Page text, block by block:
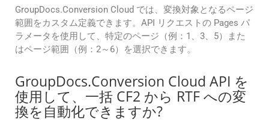
GroupDocs.Conversion Cloud では、変換対象となるページ
範囲をカスタム定義できます。API リクエストの Pages パ
ラメータを使用して、特定のページ（例：1、3、5）また
はページ範囲（例：2～6）を選択できます。
GroupDocs.Conversion Cloud API を
使用して、一括 CF2 から RTF への変
換を自動化できますか?